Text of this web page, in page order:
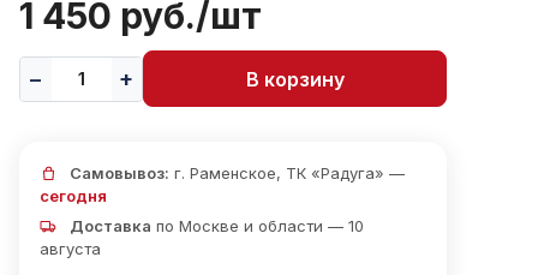
1 450 руб./шт
В корзину
Самовывоз: г. Раменское, ТК «Радуга» —
сегодня
Доставка по Москве и области — 10
августа